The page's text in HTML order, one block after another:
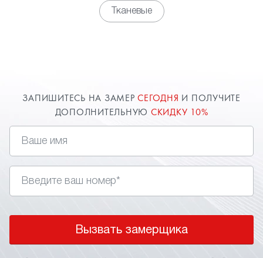
на потолке обеспечивает оригинальный облик
пространству, но при этом необходимо заранее
Возможны комбинации нескольких вариантов или
изменение цветовой палитры от команд с пульта
управления. Главное правильно подобрать стиль,
так как подсветка не подходит для классических
интерьеров.
в интерьере световых линий позволяет визуально
пространство помещения или выделить
определенный участок.
Тканевые
ЗАПИШИТЕСЬ НА ЗАМЕРСЕГОДНЯ И ПОЛУЧИТЕ
ДОПОЛНИТЕЛЬНУЮ СКИДКУ 10%
Вызвать замерщика